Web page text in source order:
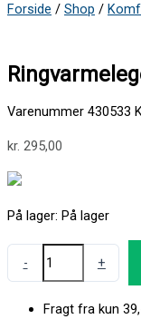
Forside / Shop /
Varenummer 430533
kr. 295,00
På lager: På lager
- +
Fragt fra kun